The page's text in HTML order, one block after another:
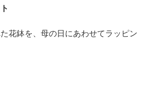
花鉢を、母の日にあわせてラッピン